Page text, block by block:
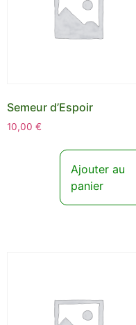
Semeur d’Espoir
10,00 €
Ajouter au
panier